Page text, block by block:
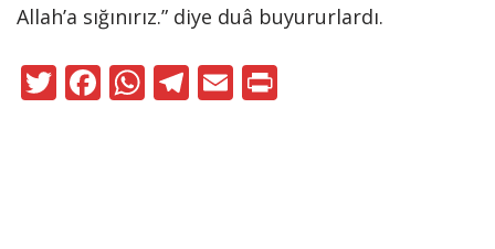
Allah’a sığınırız.” diye duâ buyururlardı.
T F W T E